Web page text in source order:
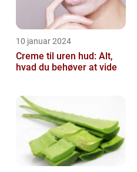
10 januar 2024
Creme til uren hud: Alt,
hvad du behøver at vide